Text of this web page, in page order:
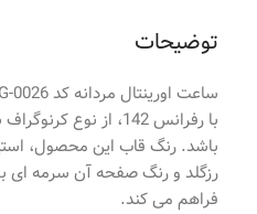
توضیحات
با رفرانس 142، از
باشد. رنگ قاب این محصول،
رزگلد و رنگ صفحه آن سرمه ای
فراهم می کند.